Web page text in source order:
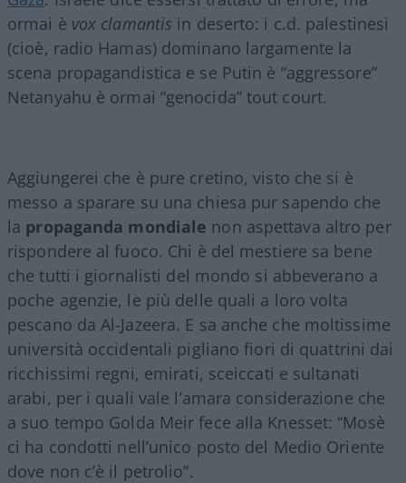
ormai è vox clamantis in deserto: i c.d. palestinesi
(cioè, radio Hamas) dominano largamente la
scena propagandistica e se Putin è “aggressore”
Netanyahu è ormai “genocida” tout court.
Aggiungerei che è pure cretino, visto che si è
messo a sparare su una chiesa pur sapendo che
la propaganda mondiale non aspettava altro per
rispondere al fuoco. Chi è del mestiere sa bene
che tutti i giornalisti del mondo si abbeverano a
poche agenzie, le più delle quali a loro volta
pescano da Al-Jazeera. E sa anche che moltissime
università occidentali pigliano fiori di quattrini dai
ricchissimi regni, emirati, sceiccati e sultanati
arabi, per i quali vale l’amara considerazione che
a suo tempo Golda Meir fece alla Knesset: “Mosè
ci ha condotti nell’unico posto del Medio Oriente
dove non c’è il petrolio”.